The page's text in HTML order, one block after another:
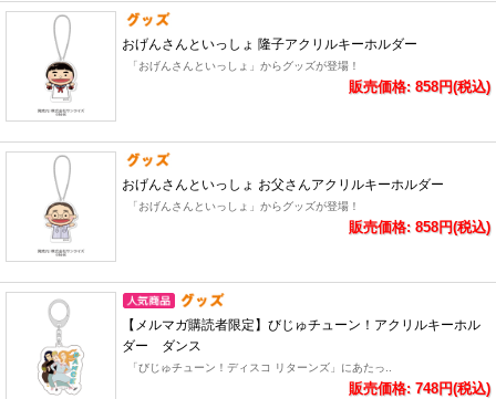
おげんさんといっしょ 隆子アクリルキーホルダー
「おげんさんといっしょ」からグッズが登場！
販売価格: 858円(税込)
おげんさんといっしょ お父さんアクリルキーホルダー
「おげんさんといっしょ」からグッズが登場！
販売価格: 858円(税込)
【メルマガ購読者限定】びじゅチューン！アクリルキーホル
ダー ダンス
「びじゅチューン！ディスコ リターンズ」にあたっ..
販売価格: 748円(税込)